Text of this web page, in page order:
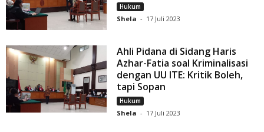
Hukum
Shela - 17 Juli 2023
Ahli Pidana di Sidang Haris
Azhar-Fatia soal Kriminalisasi
dengan UU ITE: Kritik Boleh,
tapi Sopan
Hukum
Shela - 17 Juli 2023